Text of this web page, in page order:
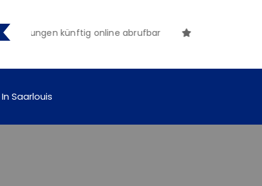
künftig online abrufbar
Saarlouis